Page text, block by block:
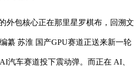
包核心正在那里星罗棋布，回溯文
纂 苏淮 国产GPU赛道正送来新一轮
汽车赛道投下震动弹。而正在 AI、